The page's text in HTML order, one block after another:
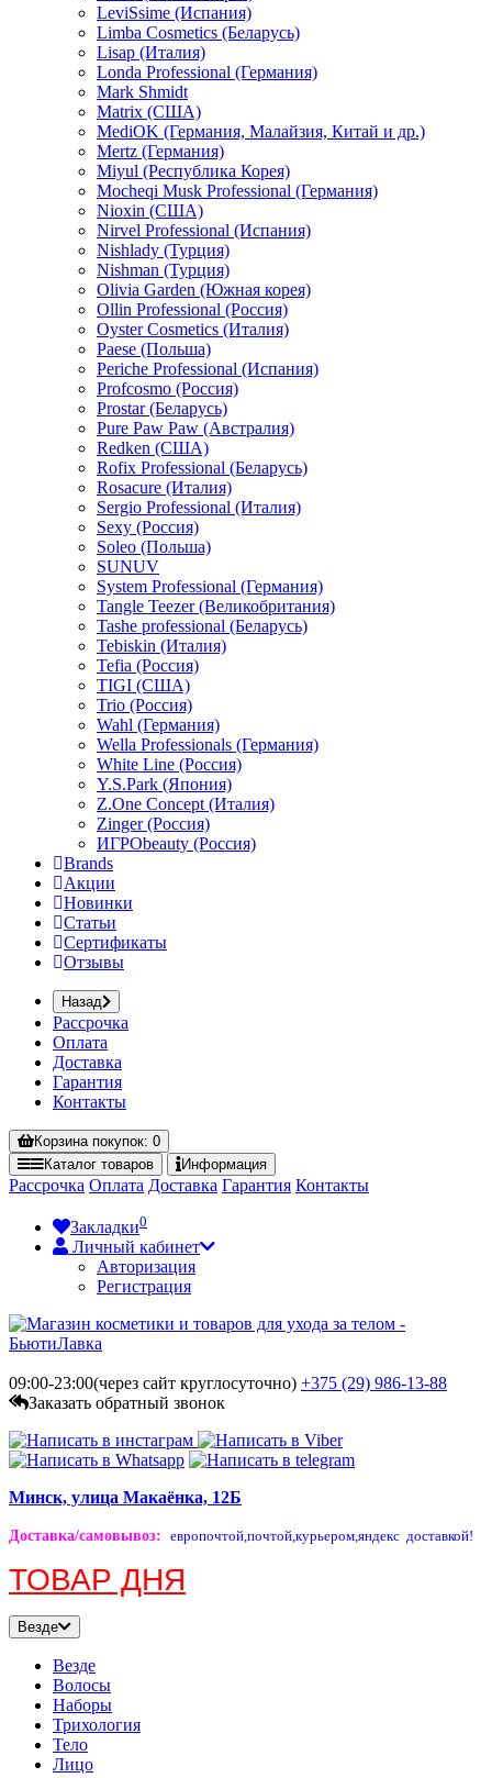
LeviSsime (Испания)
Limba Cosmetics (Беларусь)
Lisap (Италия)
Londa Professional (Германия)
Mark Shmidt
Matrix (США)
MediOK (Германия, Малайзия, Китай и др.)
Mertz (Германия)
Miyul (Республика Корея)
Mocheqi Musk Professional (Германия)
Nioxin (США)
Nirvel Professional (Испания)
Nishlady (Турция)
Nishman (Турция)
Olivia Garden (Южная корея)
Ollin Professional (Россия)
Oyster Cosmetics (Италия)
Paese (Польша)
Periche Professional (Испания)
Profcosmo (Россия)
Prostar (Беларусь)
Pure Paw Paw (Австралия)
Redken (США)
Rofix Professional (Беларусь)
Rosacure (Италия)
Sergio Professional (Италия)
Sexy (Россия)
Soleo (Польша)
SUNUV
System Professional (Германия)
Tangle Teezer (Великобритания)
Tashe professional (Беларусь)
Tebiskin (Италия)
Tefia (Россия)
TIGI (США)
Trio (Россия)
Wahl (Германия)
Wella Professionals (Германия)
White Line (Россия)
Y.S.Park (Япония)
Z.One Concept (Италия)
Zinger (Россия)
ИГРОbeauty (Россия)
Brands
Акции
Новинки
Статьи
Сертификаты
Отзывы
Назад
Рассрочка
Оплата
Доставка
Гарантия
Контакты
Корзинапокупок: 0
Каталог товаров Информация
Рассрочка Оплата Доставка Гарантия Контакты
Закладки0
Личный кабинет
Авторизация
Регистрация
09:00-23:00(через сайт круглосуточно) +375 (29) 986-13-88
Заказать обратный звонок
Минск, улица Макаёнка, 12Б
Доставка/самовывоз: европочтой,почтой,курьером,яндекс доставкой!
ТОВАР ДНЯ
Везде
Везде
Волосы
Наборы
Трихология
Тело
Лицо